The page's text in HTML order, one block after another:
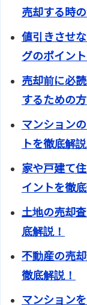
売却する時
値引きさせ
グのポイント
売却前に必
するための
マンション
トを徹底解説
家や戸建て
イントを徹底
土地の売却
底解説！
不動産の売
徹底解説！
マンション